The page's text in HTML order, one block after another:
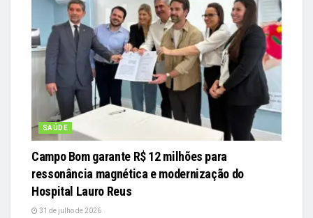
SAÚDE
Campo Bom garante R$ 12 milhões para
ressonância magnética e modernização do
Hospital Lauro Reus
31 de julho de 2026